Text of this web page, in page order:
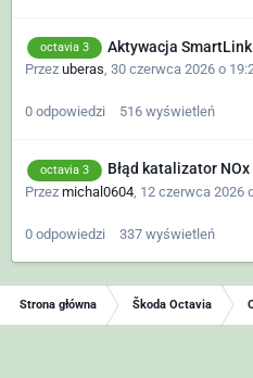
octavia 3 Aktywacja SmartLink
Przez uberas, 30 czerwca 2026 o
0 odpowiedzi 516 wyświetleń
octavia 3 Błąd katalizator NOx
Przez michal0604 12 czerwca 2026
0 odpowiedzi 337 wyświetleń
Strona główna Škoda Octavia